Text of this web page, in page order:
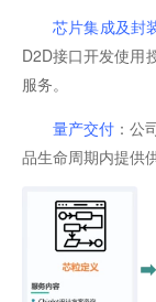
芯片集成及封
D2D接口开发使用
服务。
量产交付 ：公
品生命周期内提供